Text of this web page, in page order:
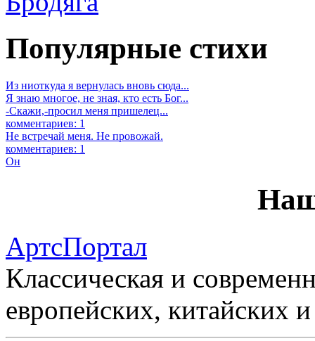
Популярные стихи
Из ниоткуда я вернулась вновь сюда...
Я знаю многое, не зная, кто есть Бог...
-Скажи,-просил меня пришелец...
комментариев: 1
Не встречай меня. Не провожай.
комментариев: 1
Он
АртсПортал
Классическая и
европейских, китайских